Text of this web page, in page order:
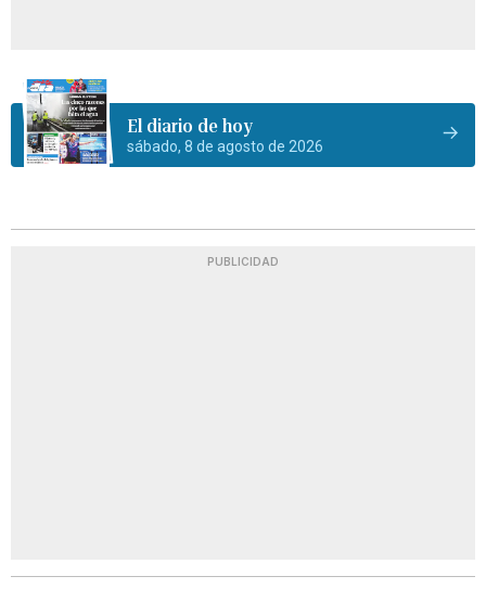
El diario de hoy
sábado, 8 de agosto de 2026
PUBLICIDAD